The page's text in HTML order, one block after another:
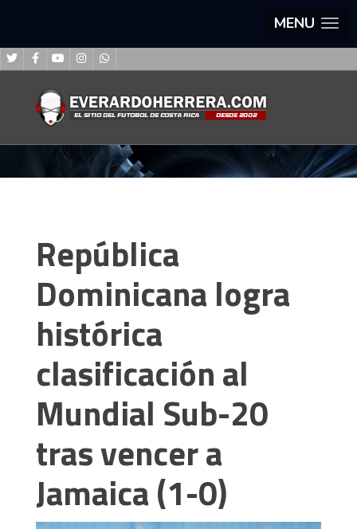
MENU
República
Dominicana logra
histórica
clasificación al
Mundial Sub-20
tras vencer a
Jamaica (1-0)